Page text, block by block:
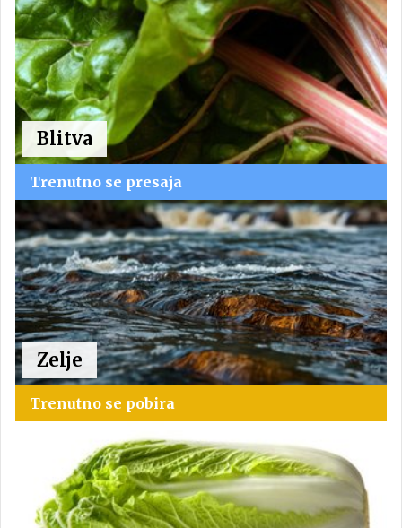
Blitva
Trenutno se presaja
Zelje
Trenutno se pobira